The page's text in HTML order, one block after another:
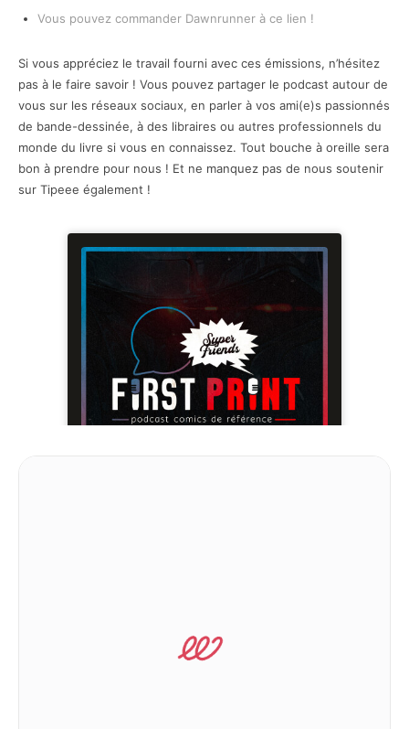
Vous pouvez commander Dawnrunner à ce lien !
Si vous appréciez le travail fourni avec ces émissions, n’hésitez
pas à le faire savoir ! Vous pouvez partager le podcast autour de
vous sur les réseaux sociaux, en parler à vos ami(e)s passionnés
de bande-dessinée, à des libraires ou autres professionnels du
monde du livre si vous en connaissez. Tout bouche à oreille sera
bon à prendre pour nous ! Et ne manquez pas de nous soutenir
sur Tipeee également !